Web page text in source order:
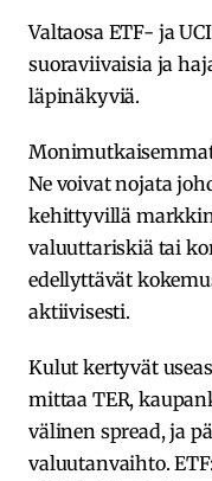
Valtaosa ETF- ja
suoraviivaisia ja
läpinäkyviä.
Ne voivat nojata
kehittyvillä
valuuttariskiä tai
edellyttävät
aktiivisesti.
Kulut kertyvät
mittaa TER,
välinen spread, ja
valuutanvaihto.